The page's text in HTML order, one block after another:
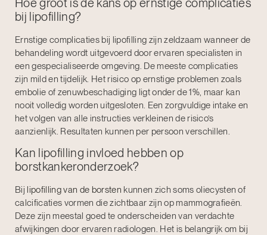
Hoe groot is de kans op ernstige complicaties
bij lipofilling?
Ernstige complicaties bij lipofilling zijn zeldzaam wanneer de
behandeling wordt uitgevoerd door ervaren specialisten in
een gespecialiseerde omgeving. De meeste complicaties
zijn mild en tijdelijk. Het risico op ernstige problemen zoals
embolie of zenuwbeschadiging ligt onder de 1%, maar kan
nooit volledig worden uitgesloten. Een zorgvuldige intake en
het volgen van alle instructies verkleinen de risico’s
aanzienlijk. Resultaten kunnen per persoon verschillen.
Kan lipofilling invloed hebben op
borstkankeronderzoek?
Bij lipofilling van de borsten kunnen zich soms oliecysten of
calcificaties vormen die zichtbaar zijn op mammografieën.
Deze zijn meestal goed te onderscheiden van verdachte
afwijkingen door ervaren radiologen. Het is belangrijk om bij